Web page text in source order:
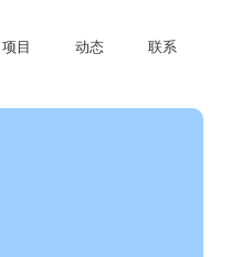
项目 动态 联系